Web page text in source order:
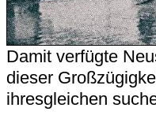
Damit verfügte
dieser
ihresgleichen